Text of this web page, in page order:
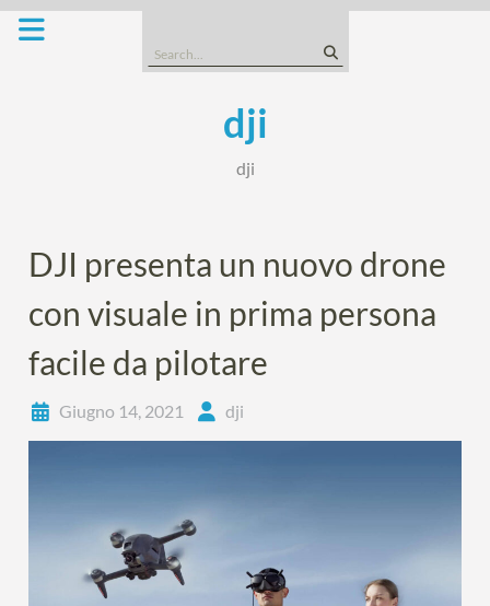
Skip
Search
for:
dji
dji
DJI presenta un nuovo drone
con visuale in prima persona
facile da pilotare
Giugno 14, 2021 dji